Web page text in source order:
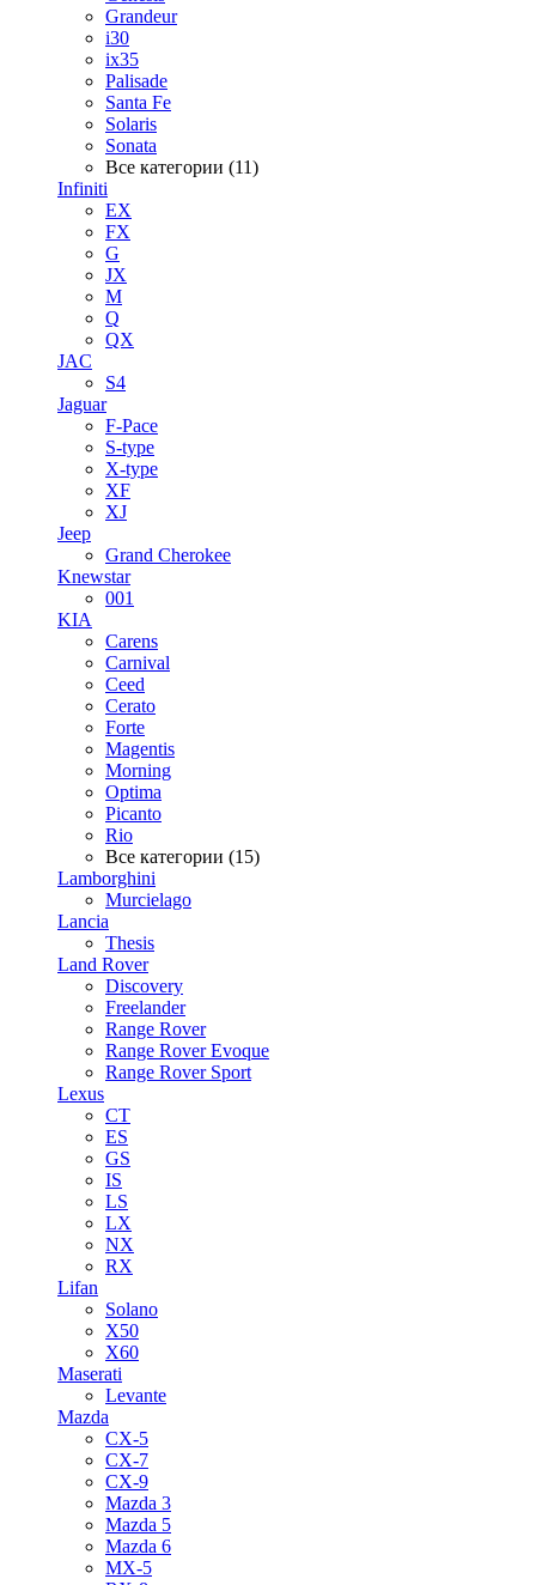
Grandeur
i30
ix35
Palisade
Santa Fe
Solaris
Sonata
Все категории (11)
Infiniti
EX
FX
G
JX
M
Q
QX
JAC
S4
Jaguar
F-Pace
S-type
X-type
XF
XJ
Jeep
Grand Cherokee
Knewstar
001
KIA
Carens
Carnival
Ceed
Cerato
Forte
Magentis
Morning
Optima
Picanto
Rio
Все категории (15)
Lamborghini
Murcielago
Lancia
Thesis
Land Rover
Discovery
Freelander
Range Rover
Range Rover Evoque
Range Rover Sport
Lexus
CT
ES
GS
IS
LS
LX
NX
RX
Lifan
Solano
X50
X60
Maserati
Levante
Mazda
CX-5
CX-7
CX-9
Mazda 3
Mazda 5
Mazda 6
MX-5